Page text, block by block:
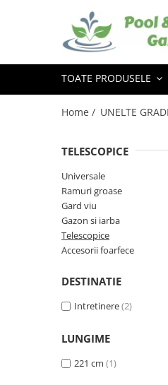
Toate Produsele
Piscine supraterane
Piscine Metalice Supraterane
Piscine gonflabile
Piscine compozit
Tratamente Piscina
Dezinfectare
Controlul algelor
Suport aditional
Accesorii Piscina
Roboti si aspiratoare
TOATE PRODUSELE
Home / UNELTE
TELESCOPICE
Universale
Ramuri groase
Gard viu
Gazon si iarba
Telescopice
Accesorii foarfece
DESTINATIE
Intretinere(2)
LUNGIME
221 cm (1)